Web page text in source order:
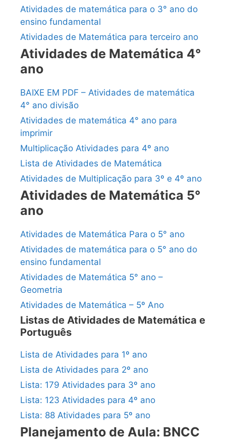
Atividades de matemática para o 3° ano do
ensino fundamental
Atividades de Matemática para terceiro ano
Atividades de Matemática 4°
ano
BAIXE EM PDF – Atividades de matemática
4° ano divisão
Atividades de matemática 4° ano para
imprimir
Multiplicação Atividades para 4º ano
Lista de Atividades de Matemática
Atividades de Multiplicação para 3º e 4º ano
Atividades de Matemática 5°
ano
Atividades de Matemática Para o 5° ano
Atividades de matemática para o 5° ano do
ensino fundamental
Atividades de Matemática 5° ano –
Geometria
Atividades de Matemática – 5º Ano
Listas de Atividades de Matemática e
Português
Lista de Atividades para 1º ano
Lista de Atividades para 2º ano
Lista: 179 Atividades para 3º ano
Lista: 123 Atividades para 4º ano
Lista: 88 Atividades para 5º ano
Planejamento de Aula: BNCC